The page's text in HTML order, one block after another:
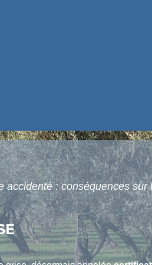
accidenté : conséquences sur